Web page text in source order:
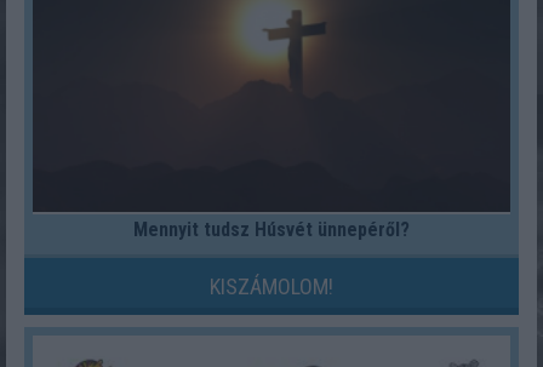
Mennyit tudsz Húsvét ünnepéről?
KISZÁMOLOM!